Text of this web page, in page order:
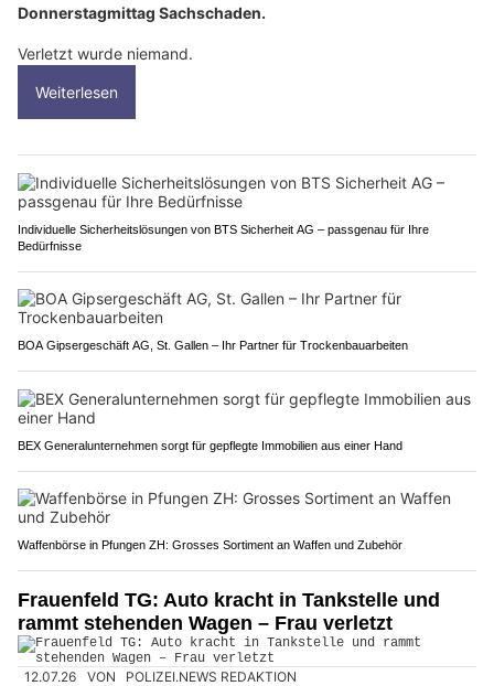
Donnerstagmittag Sachschaden.
Verletzt wurde niemand.
Weiterlesen
Individuelle Sicherheitslösungen von BTS Sicherheit AG – passgenau für Ihre
Bedürfnisse
BOA Gipsergeschäft AG, St. Gallen – Ihr Partner für Trockenbauarbeiten
BEX Generalunternehmen sorgt für gepflegte Immobilien aus einer Hand
Waffenbörse in Pfungen ZH: Grosses Sortiment an Waffen und Zubehör
Frauenfeld TG: Auto kracht in Tankstelle und
rammt stehenden Wagen – Frau verletzt
12.07.26 VON POLIZEI.NEWS REDAKTION